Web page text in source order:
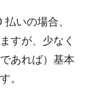
いの場合、
すが、少なく
あれば）基本
。